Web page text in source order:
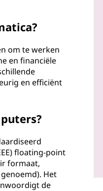
om te werken
en financiële
en efficiënt
floating-point
formaat,
Het
de